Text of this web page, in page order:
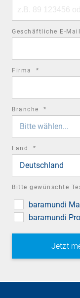
number
Geschäftliche E-Mail
Firma *
Branche *
Bitte wählen...
Land *
Deutschland
Bitte gewünschte
baramundi
baramundi